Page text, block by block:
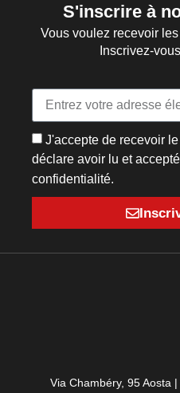
S'inscrire à
Vous voulez recevoir
Inscrivez-
J'accepte de recevoir
déclare avoir lu et
confidentialité.
Via Chambéry, 95 Aosta